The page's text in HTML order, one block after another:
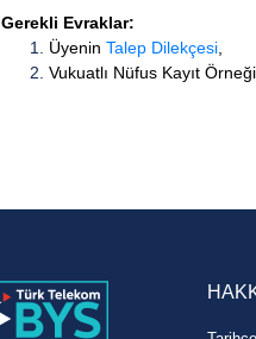
Gerekli Evraklar:
Üyenin Talep Dilekçesi
Vukuatlı Nüfus Kayıt